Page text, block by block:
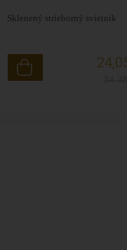
Sklenený strieborný svietnik